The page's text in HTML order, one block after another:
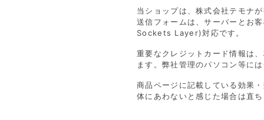
当ショップは、株式会社テモナ
送信フォームは、サーバーとお
Sockets Layer)対応です。
重要なクレジットカード情報は
ます。弊社管理のパソコン等に
商品ページに記載している効果
体にあわないと感じた場合は直